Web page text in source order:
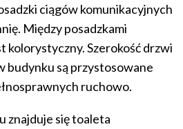
ciągów komunikacyjnych
Między posadzkami
kolorystyczny. Szerokość drzwi
budynku są przystosowane
ruchowo.
znajduje się toaleta